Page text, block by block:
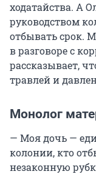
ходатайства. А
руководством
отбывать срок.
в разговоре с
рассказывает,
травлей и
Монолог
— Моя дочь —
колонии, кто
незаконную